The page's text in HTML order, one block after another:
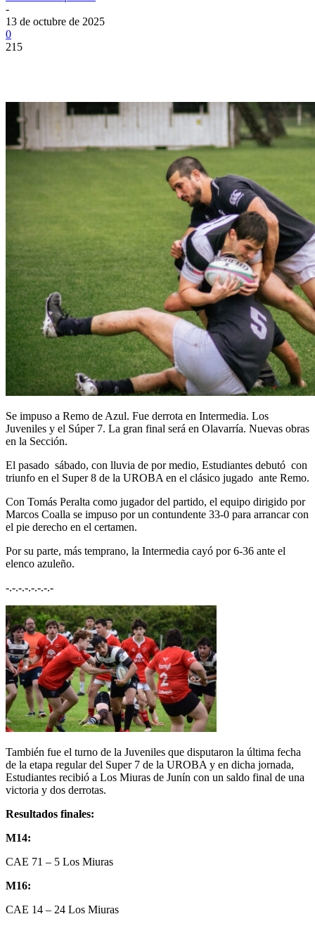
-
13 de octubre de 2025
0
215
Se impuso a Remo de Azul. Fue derrota en Intermedia. Los
Juveniles y el Súper 7. La gran final será en Olavarría. Nuevas obras
en la Sección.
El pasado sábado, con lluvia de por medio, Estudiantes debutó con
triunfo en el Super 8 de la UROBA en el clásico jugado ante Remo.
Con Tomás Peralta como jugador del partido, el equipo dirigido por
Marcos Coalla se impuso por un contundente 33-0 para arrancar con
el pie derecho en el certamen.
Por su parte, más temprano, la Intermedia cayó por 6-36 ante el
elenco azuleño.
-.-.-.-.-.-.-.-
También fue el turno de la Juveniles que disputaron la última fecha
de la etapa regular del Super 7 de la UROBA y en dicha jornada,
Estudiantes recibió a Los Miuras de Junín con un saldo final de una
victoria y dos derrotas.
Resultados finales:
M14:
CAE 71 – 5 Los Miuras
M16:
CAE 14 – 24 Los Miuras